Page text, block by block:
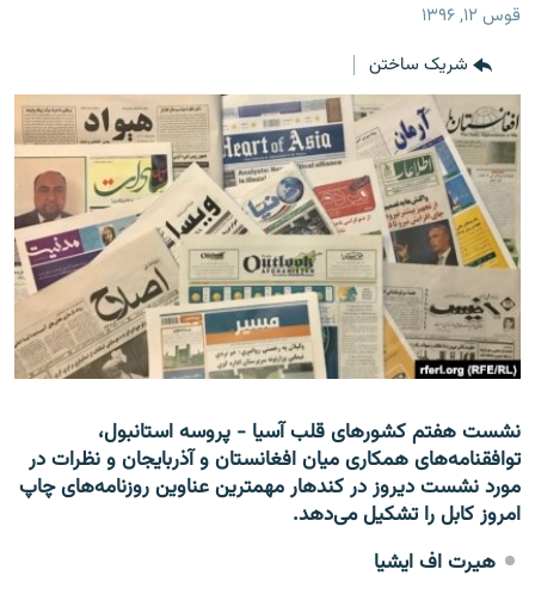
اصلی
صفحه
جستجو
مجموعه تصویری
ورزش
بحران مهاجرت
'کووید-۱۹'
تماس
صفحه پشتو
Azadi English
به ما بپیوندید
قوس ۱۲, ۱۳۹۶
شریک ساختن
نشست هفتم کشورهای قلب آسیا - پروسه استانبول،
توافقنامه‌های همکاری میان افغانستان و آذربایجان و نظرات در
مورد نشست دیروز در کندهار مهمترین عناوین روزنامه‌های چاپ
امروز کابل را تشکیل می‌دهد.
هیرت اف ایشیا